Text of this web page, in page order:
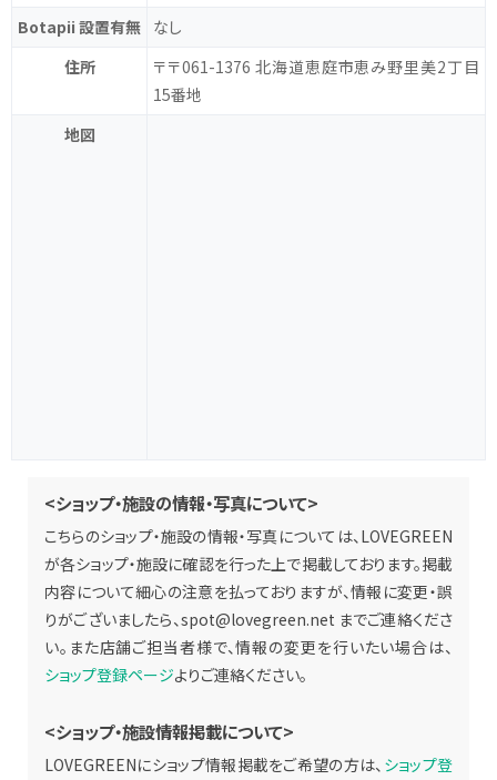
Botapii 設置有無 なし
住所
〒〒061-1376 北海道恵庭市恵み野里美2丁目
15番地
地図
<ショップ・施設の情報・写真について>
こちらのショップ・施設の情報・写真については、LOVEGREEN
が各ショップ・施設に確認を行った上で掲載しております。掲載
内容について細心の注意を払っておりますが、情報に変更・誤
りがございましたら、spot@lovegreen.net までご連絡くださ
い。また店舗ご担当者様で、情報の変更を行いたい場合は、
ショップ登録ページよりご連絡ください。
<ショップ・施設情報掲載について>
LOVEGREENにショップ情報掲載をご希望の方は、 ショップ登